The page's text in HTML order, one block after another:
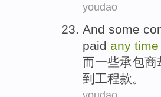
youdao
And some
paid any time
而一些承包商
到工程款。